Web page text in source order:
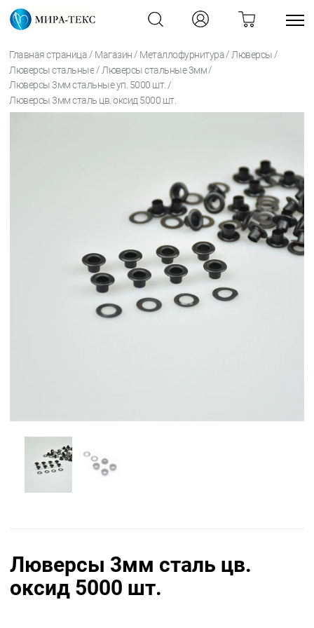
Главная страница / Магазин / Металлофурнитура / Люверсы /
Люверсы стальные / Люверсы стальные 3мм /
Люверсы 3мм стальные уп. 5000 шт. /
Люверсы 3мм сталь цв. оксид 5000 шт.
Люверсы 3мм сталь цв.
оксид 5000 шт.